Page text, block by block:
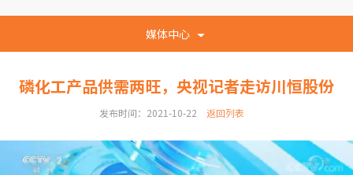
媒体中心
磷化工产品供需两旺，央视记者走访川恒股份
发布时间：2021-10-22 返回列表